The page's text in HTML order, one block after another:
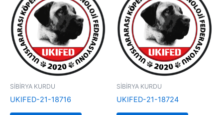
SİBİRYA KURDU
UKIFED-21-18716
SİBİRYA KURDU
UKIFED-21-18724